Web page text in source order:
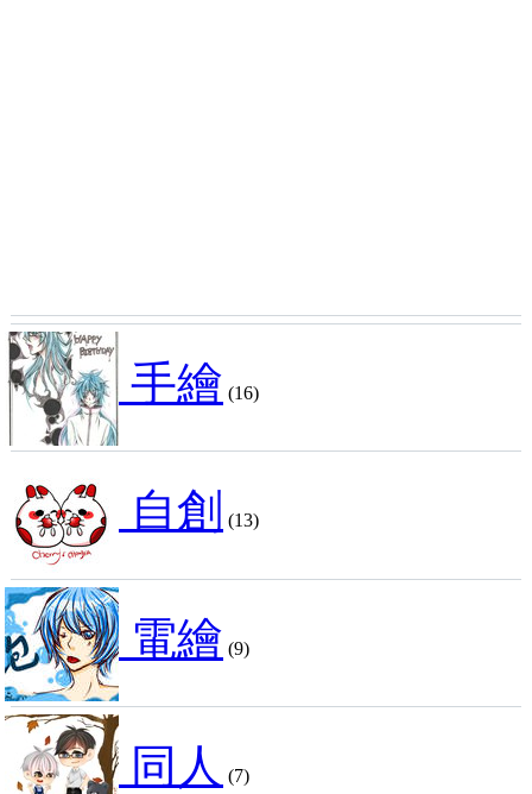
手繪 (16)
自創 (13)
電繪 (9)
同人 (7)